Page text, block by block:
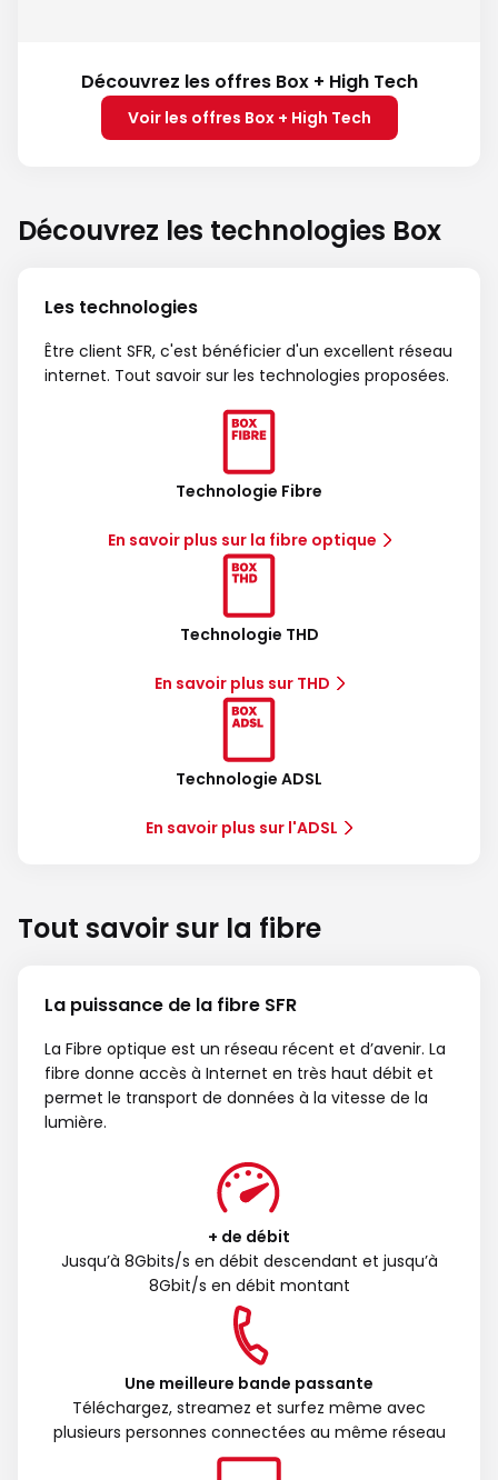
Découvrez les offres Box + High Tech
Voir les offres Box + High Tech
Découvrez les technologies Box
Les technologies
Être client SFR, c'est bénéficier d'un excellent réseau
internet. Tout savoir sur les technologies proposées.
Technologie Fibre
En savoir plus sur la fibre optique
Technologie THD
En savoir plus sur THD
Technologie ADSL
En savoir plus sur l'ADSL
Tout savoir sur la fibre
La puissance de la fibre SFR
La Fibre optique est un réseau récent et d’avenir. La
fibre donne accès à Internet en très haut débit et
permet le transport de données à la vitesse de la
lumière.
+ de débit
Jusqu’à 8Gbits/s en débit descendant et jusqu’à
8Gbit/s en débit montant
Une meilleure bande passante
Téléchargez, streamez et surfez même avec
plusieurs personnes connectées au même réseau